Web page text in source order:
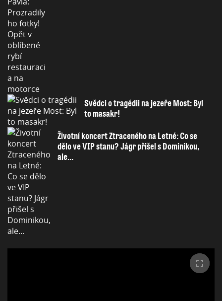
Svědci o tragédii na jezeře Most: Byl
to masakr!
Životní koncert Ztraceného na Letné: Co se
dělo ve VIP stanu? Jágr přišel s Dominikou,
ale...